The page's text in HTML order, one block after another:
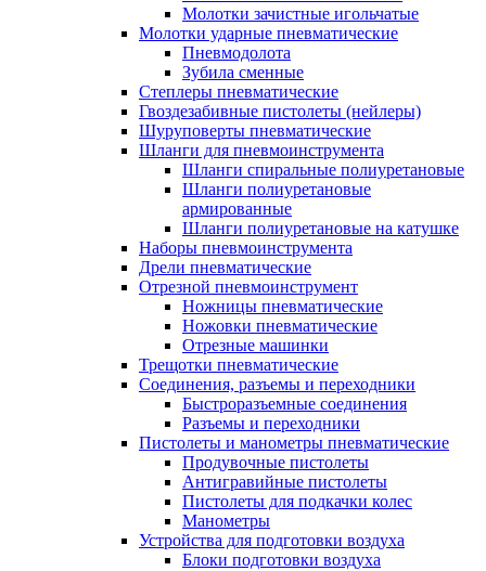
Молотки зачистные игольчатые
Молотки ударные пневматические
Пневмодолота
Зубила сменные
Степлеры пневматические
Гвоздезабивные пистолеты (нейлеры)
Шуруповерты пневматические
Шланги для пневмоинструмента
Шланги спиральные полиуретановые
Шланги полиуретановые
армированные
Шланги полиуретановые на катушке
Наборы пневмоинструмента
Дрели пневматические
Отрезной пневмоинструмент
Ножницы пневматические
Ножовки пневматические
Отрезные машинки
Трещотки пневматические
Соединения, разъемы и переходники
Быстроразъемные соединения
Разъемы и переходники
Пистолеты и манометры пневматические
Продувочные пистолеты
Антигравийные пистолеты
Пистолеты для подкачки колес
Манометры
Устройства для подготовки воздуха
Блоки подготовки воздуха